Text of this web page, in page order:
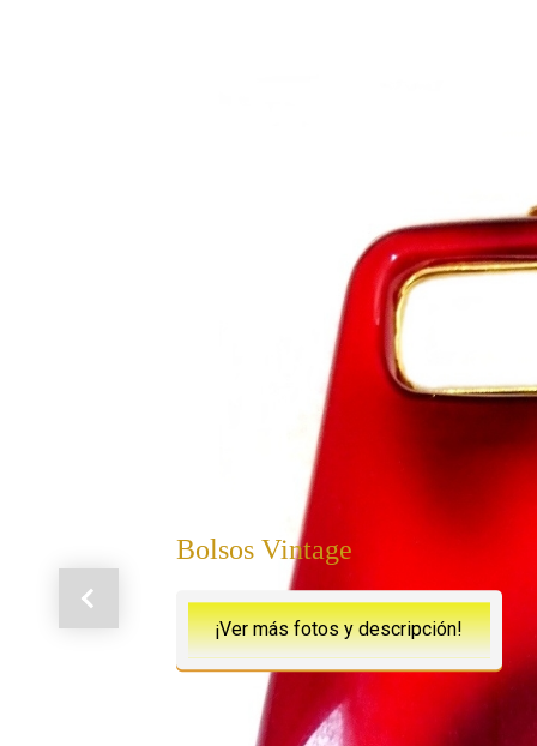
Bolsos Vintage
¡Ver más fotos y descripción!
Anterior